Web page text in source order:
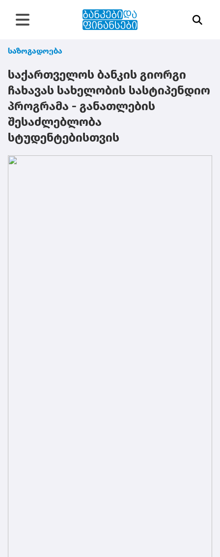
საზოგადოება
საქართველოს ბანკის გიორგი
ჩახავას სახელობის სასტიპენდიო
პროგრამა - განათლების
შესაძლებლობა
სტუდენტებისთვის